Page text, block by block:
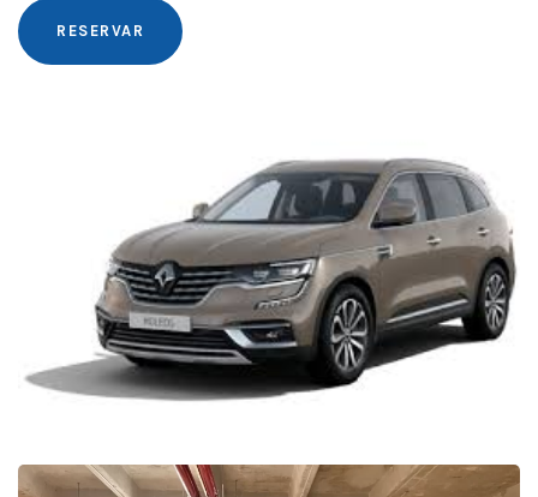
RESERVAR